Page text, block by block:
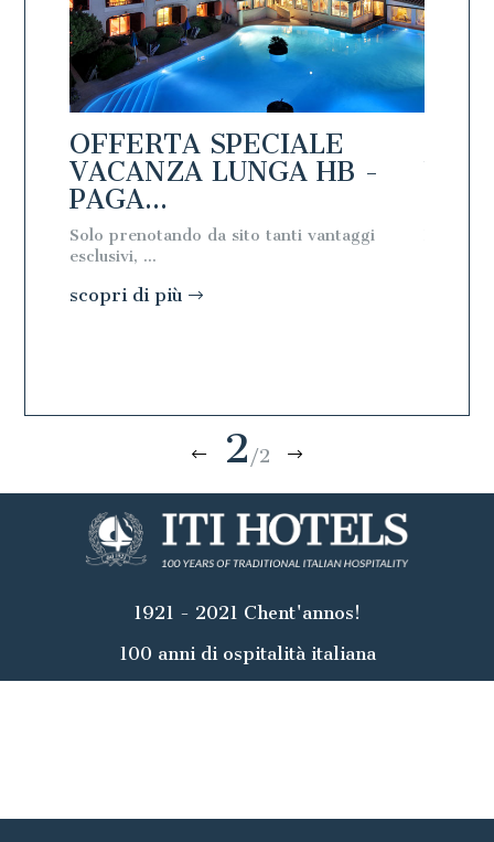
OFFERTA SPECIALE
VACANZA LUNGA HB -
PAGA...
Solo prenotando da sito tanti vantaggi
esclusivi, ...
scopri di più
2 /2
1921 - 2021 Chent'annos!
100 anni di ospitalità italiana